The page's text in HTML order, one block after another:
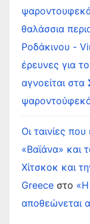
θαλάσσια
Ροδάκινου -
έρευνες για
αγνοείται
Οι ταινίες
«Βαϊάνα» και
Χίτσκοκ και
Greece στο
αποθεώνεται